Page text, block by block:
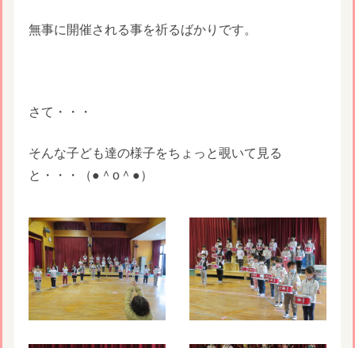
無事に開催される事を祈るばかりです。
さて・・・
そんな子ども達の様子をちょっと覗いて見る
と・・・（●＾o＾●）